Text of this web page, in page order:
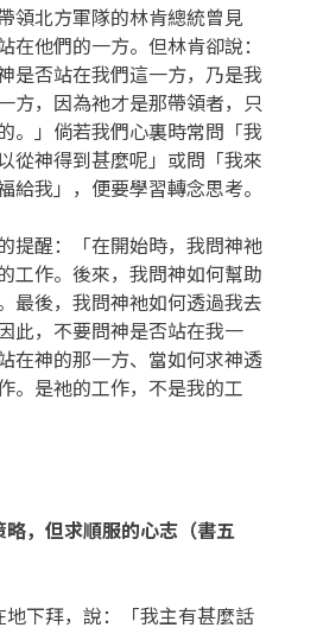
領北方軍隊的林肯總統曾見
在他們的一方。但林肯卻說：
是否站在我們這一方，乃是我
方，因為祂才是那帶領者，只
。」倘若我們心裏時常問「我
從神得到甚麼呢」或問「我來
給我」，便要學習轉念思考。
提醒：「在開始時，我問神祂
工作。後來，我問神如何幫助
最後，我問神祂如何透過我去
此，不要問神是否站在我一
在神的那一方、當如何求神透
。是祂的工作，不是我的工
，但求順服的心志（書五
下拜，說：「我主有甚麼話